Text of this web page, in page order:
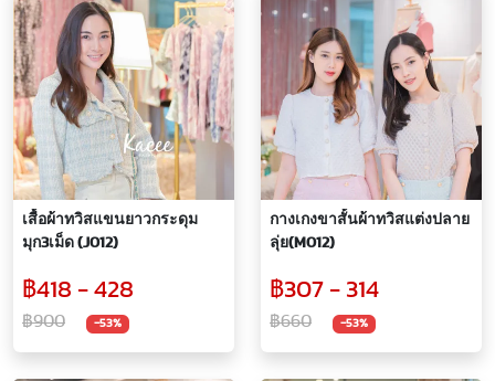
เสื้อผ้าทวิสแขนยาวกระดุม
มุก3เม็ด (J012)
฿418 - 428
฿900 -53%
กางเกงขาสั้นผ้าทวิสแต่งปลาย
ลุ่ย(M012)
฿307 - 314
฿660 -53%